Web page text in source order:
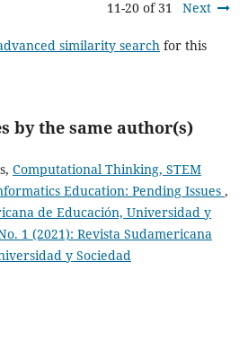
11-20 of 31 Next
similarity search for this
by the same author(s)
Computational Thinking, STEM
Education: Pending Issues ,
de Educación, Universidad y
1 (2021): Revista Sudamericana
y Sociedad